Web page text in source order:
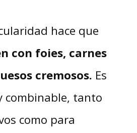
hace que
con foies, carnes
cremosos. Es
combinable, tanto
como para